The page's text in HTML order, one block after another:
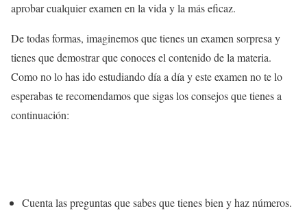
aprobar cualquier examen en la vida y la más eficaz.
De todas formas, imaginemos que tienes un examen sorpresa y
tienes que demostrar que conoces el contenido de la materia.
Como no lo has ido estudiando día a día y este examen no te lo
esperabas te recomendamos que sigas los consejos que tienes a
continuación:
Cuenta las preguntas que sabes que tienes bien y haz números.